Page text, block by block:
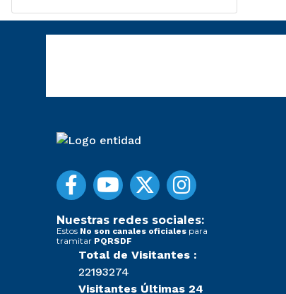
Nuestras redes sociales:
Estos No son canales oficiales para
tramitar PQRSDF
Total de Visitantes :
22193274
Visitantes Últimas 24